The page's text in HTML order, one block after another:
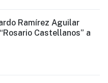
Ramírez Aguilar
Castellanos” a